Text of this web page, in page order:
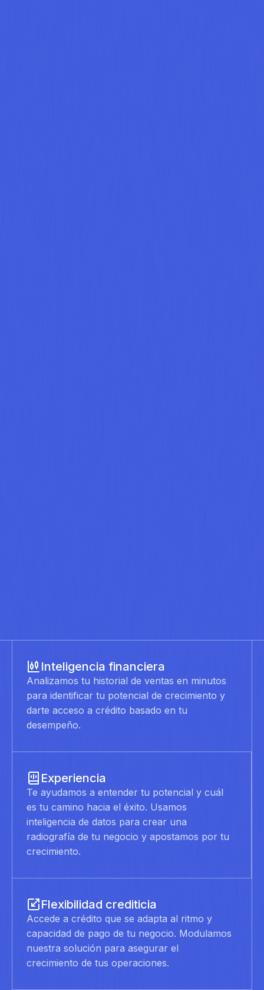
Inteligencia financiera
Analizamos tu historial de ventas en minutos
para identificar tu potencial de crecimiento y
darte acceso a crédito basado en tu
desempeño.
Experiencia
Te ayudamos a entender tu potencial y cuál
es tu camino hacia el éxito. Usamos
inteligencia de datos para crear una
radiografía de tu negocio y apostamos por tu
crecimiento.
Flexibilidad crediticia
Accede a crédito que se adapta al ritmo y
capacidad de pago de tu negocio. Modulamos
nuestra solución para asegurar el
crecimiento de tus operaciones.